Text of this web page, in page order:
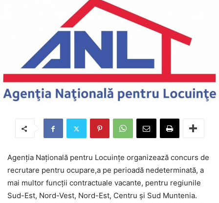
Agenţia Naţională pentru Locuinţe organizează concurs de
recrutare pentru ocupare,a pe perioadă nedeterminată, a
mai multor funcții contractuale vacante, pentru regiunile
Sud-Est, Nord-Vest, Nord-Est, Centru și Sud Muntenia.